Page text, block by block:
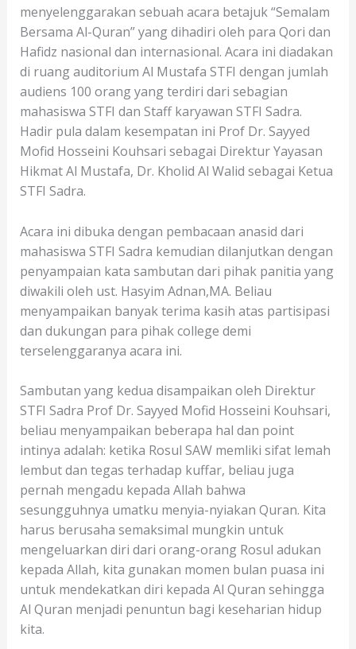
menyelenggarakan sebuah acara betajuk “Semalam
Bersama Al-Quran” yang dihadiri oleh para Qori dan
Hafidz nasional dan internasional. Acara ini diadakan
di ruang auditorium Al Mustafa STFI dengan jumlah
audiens 100 orang yang terdiri dari sebagian
mahasiswa STFI dan Staff karyawan STFI Sadra.
Hadir pula dalam kesempatan ini Prof Dr. Sayyed
Mofid Hosseini Kouhsari sebagai Direktur Yayasan
Hikmat Al Mustafa, Dr. Kholid Al Walid sebagai Ketua
STFI Sadra.
Acara ini dibuka dengan pembacaan anasid dari
mahasiswa STFI Sadra kemudian dilanjutkan dengan
penyampaian kata sambutan dari pihak panitia yang
diwakili oleh ust. Hasyim Adnan,MA. Beliau
menyampaikan banyak terima kasih atas partisipasi
dan dukungan para pihak college demi
terselenggaranya acara ini.
Sambutan yang kedua disampaikan oleh Direktur
STFI Sadra Prof Dr. Sayyed Mofid Hosseini Kouhsari,
beliau menyampaikan beberapa hal dan point
intinya adalah: ketika Rosul SAW memliki sifat lemah
lembut dan tegas terhadap kuffar, beliau juga
pernah mengadu kepada Allah bahwa
sesungguhnya umatku menyia-nyiakan Quran. Kita
harus berusaha semaksimal mungkin untuk
mengeluarkan diri dari orang-orang Rosul adukan
kepada Allah, kita gunakan momen bulan puasa ini
untuk mendekatkan diri kepada Al Quran sehingga
Al Quran menjadi penuntun bagi keseharian hidup
kita.